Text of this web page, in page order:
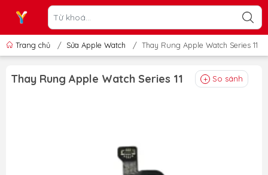
Trang chủ / Sửa Apple Watch / Thay Rung Apple Watch Series 11
Thay Rung Apple Watch Series 11 So sánh